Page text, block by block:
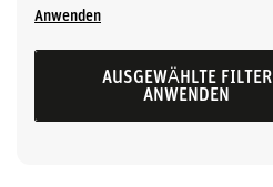
Anwenden
AUSGEWÄHLTE FILTER
ANWENDEN